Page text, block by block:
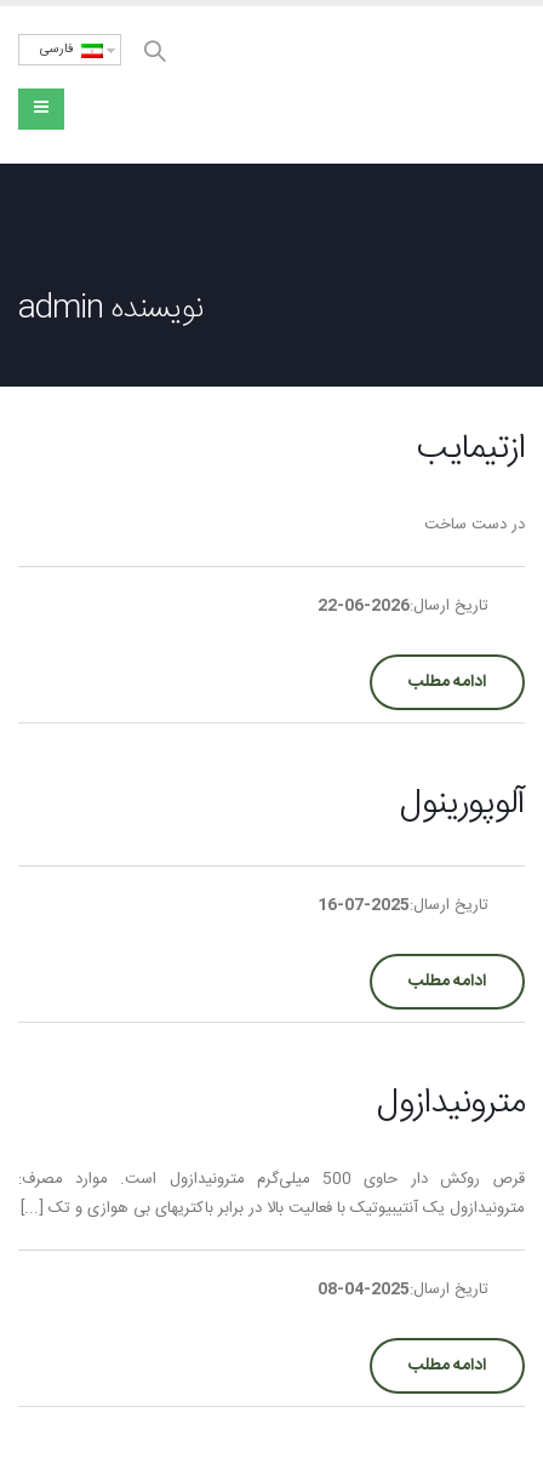
فارسی
نویسنده admin
ازتیمایب
در دست ساخت
تاریخ ارسال:2026-06-22
ادامه مطلب
آلوپورینول
تاریخ ارسال:2025-07-16
ادامه مطلب
مترونیدازول
قرص روکش دار حاوی 500 میلی‌گرم مترونیدازول است. موارد مصرف:
مترونیدازول یک آنتی­بیوتیک با فعالیت بالا در برابر باکتری­های بی­ هوازی و تک [...]
تاریخ ارسال:2025-04-08
ادامه مطلب